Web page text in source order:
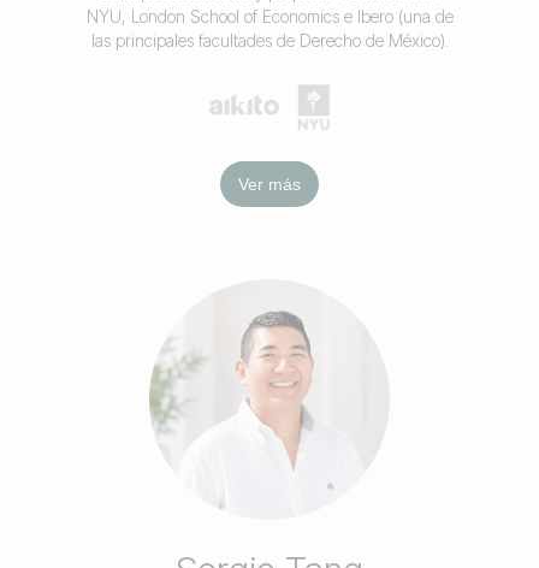
NYU, London School of Economics e Ibero (una de
las principales facultades de Derecho de México).
Ver más